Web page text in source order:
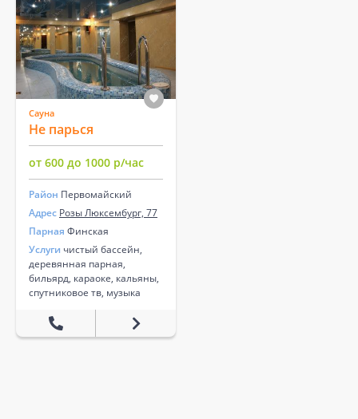
Сауна
Не парься
от 600 до 1000 р/час
Район Первомайский
Адрес Розы Люксембург, 77
Парная Финская
Услуги чистый бассейн,
деревянная парная,
бильярд, караоке, кальяны,
спутниковое тв, музыка